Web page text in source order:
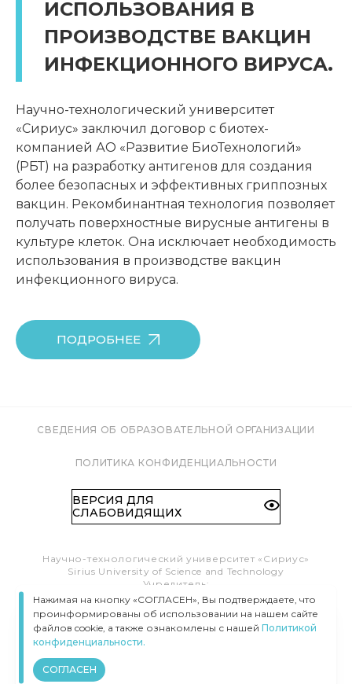
ИСПОЛЬЗОВАНИЯ В
ПРОИЗВОДСТВЕ ВАКЦИН
ИНФЕКЦИОННОГО ВИРУСА.
Научно-технологический университет
«Сириус» заключил договор с биотех-
компанией АО «Развитие БиоТехнологий»
(РБТ) на разработку антигенов для создания
более безопасных и эффективных гриппозных
вакцин. Рекомбинантная технология позволяет
получать поверхностные вирусные антигены в
культуре клеток. Она исключает необходимость
использования в производстве вакцин
инфекционного вируса.
ПОДРОБНЕЕ
СВЕДЕНИЯ ОБ ОБРАЗОВАТЕЛЬНОЙ ОРГАНИЗАЦИИ
ПОЛИТИКА КОНФИДЕНЦИАЛЬНОСТИ
ВЕРСИЯ ДЛЯ
СЛАБОВИДЯЩИХ
Научно-технологический университет «Сириус»
Sirius University of Science and Technology
Учредитель:
Образовательный Фонд «Талант и успех»
Федеральная территория «Сириус»,
Олимпийский пр-т, 1
Тел.:8 (800) 100 41 55
info@siriusuniversity.ru
ВСЕ ПРАВА ЗАЩИЩЕНЫ © УНИВЕРСИТЕТ «СИРИУС», 2020–
Нажимая на кнопку «СОГЛАСЕН», Вы подтверждаете, что
проинформированы об использовании на нашем сайте
файлов cookie, а также ознакомлены с нашей Политикой
конфиденциальности.
СОГЛАСЕН